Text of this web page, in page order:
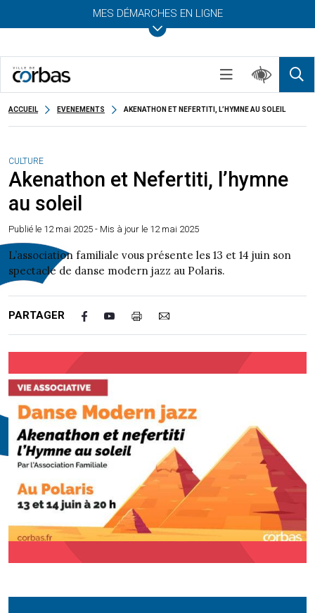
MES DÉMARCHES EN LIGNE
ACCUEIL EVENEMENTS AKENATHON ET NEFERTITI, L’HYMNE AU SOLEIL
CULTURE
Akenathon et Nefertiti, l’hymne
au soleil
Publié le 12 mai 2025 - Mis à jour le 12 mai 2025
L’association familiale vous présente les 13 et 14 juin son
spectacle de danse modern jazz au Polaris.
PARTAGER